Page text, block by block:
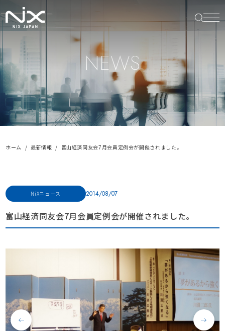
NEWS
ホーム 最新情報 富山経済同友会7月会員定例会が開催されました。
NiXニュース 2014/08/07
富山経済同友会7月会員定例会が開催されました。